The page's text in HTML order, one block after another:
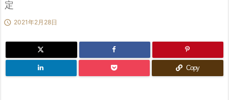
定
 2021年2月28日
Copy